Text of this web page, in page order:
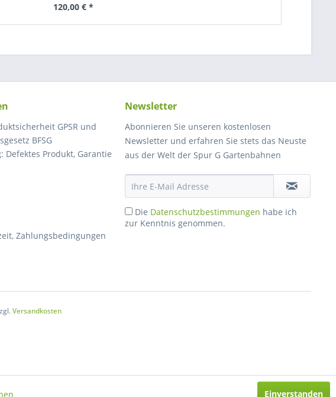
120,00 € *
GPSR und
BFSG
Defektes Produkt, Garantie
Zahlungsbedingungen
Newsletter
Abonnieren Sie unseren kostenlosen
Newsletter und erfahren Sie stets das Neuste
aus der Welt der Spur G Gartenbahnen
Die Datenschutzbestimmungen habe ich
zur Kenntnis genommen.
Versandkosten
Einverstanden